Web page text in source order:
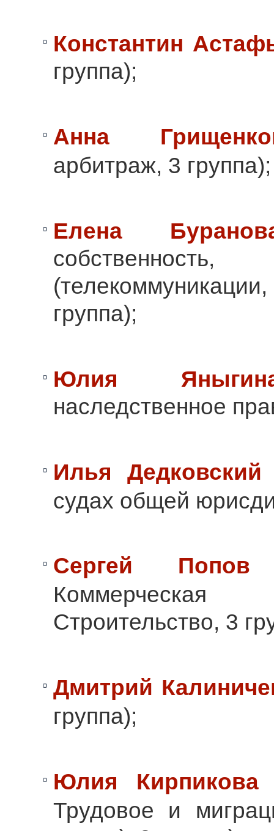
Константин
группа);
Анна
арбитраж, 3 группа);
Елена
группа);
Юлия
наследственное
Илья Дедковский
судах общей
Сергей Попов
Строительство, 3
Дмитрий
группа);
Юлия Кирпикова
Трудовое и